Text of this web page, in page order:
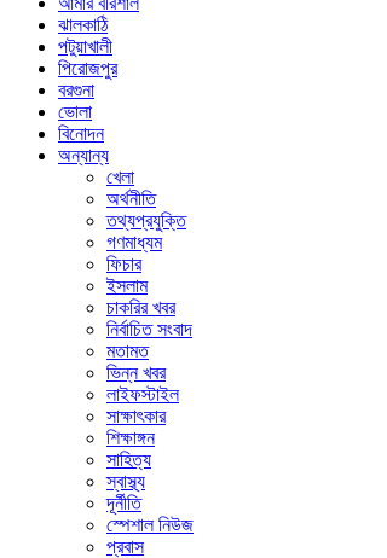
ঝালকাঠি
পটুয়াখালী
পিরোজপুর
বরগুনা
ভোলা
বিনোদন
অন্যান্য
খেলা
অর্থনীতি
তথ্যপ্রযুক্তি
গণমাধ্যম
ফিচার
ইসলাম
চাকরির খবর
নির্বাচিত সংবাদ
মতামত
ভিন্ন খবর
লাইফস্টাইল
সাক্ষাৎকার
শিক্ষাঙ্গন
সাহিত্য
স্বাস্থ্য
দূর্নীতি
স্পেশাল নিউজ
প্রবাস